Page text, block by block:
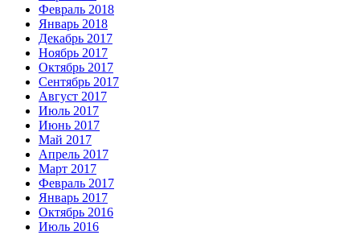
Февраль 2018
Январь 2018
Декабрь 2017
Ноябрь 2017
Октябрь 2017
Сентябрь 2017
Август 2017
Июль 2017
Июнь 2017
Май 2017
Апрель 2017
Март 2017
Февраль 2017
Январь 2017
Октябрь 2016
Июль 2016